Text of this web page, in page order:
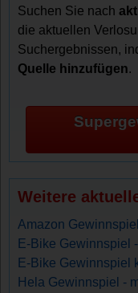
Suchen Sie nach
die aktuellen
Suchergebnissen,
Quelle hinzufügen.
Weitere
Amazon
E-Bike Gewinnspiel
E-Bike Gewinnspiel
Hela Gewinnspiel -